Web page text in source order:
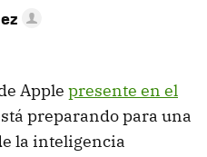
Apple presente en el
preparando para una
la inteligencia